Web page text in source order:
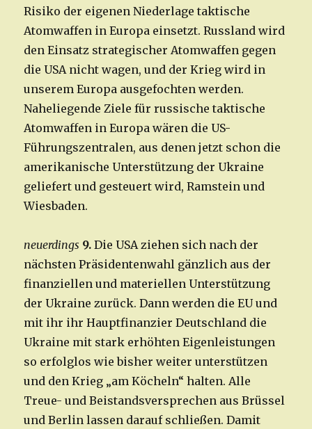
Risiko der eigenen Niederlage taktische
Atomwaffen in Europa einsetzt. Russland wird
den Einsatz strategischer Atomwaffen gegen
die USA nicht wagen, und der Krieg wird in
unserem Europa ausgefochten werden.
Naheliegende Ziele für russische taktische
Atomwaffen in Europa wären die US-
Führungszentralen, aus denen jetzt schon die
amerikanische Unterstützung der Ukraine
geliefert und gesteuert wird, Ramstein und
Wiesbaden.
neuerdings 9. Die USA ziehen sich nach der
nächsten Präsidentenwahl gänzlich aus der
finanziellen und materiellen Unterstützung
der Ukraine zurück. Dann werden die EU und
mit ihr ihr Hauptfinanzier Deutschland die
Ukraine mit stark erhöhten Eigenleistungen
so erfolglos wie bisher weiter unterstützen
und den Krieg „am Köcheln“ halten. Alle
Treue- und Beistandsversprechen aus Brüssel
und Berlin lassen darauf schließen. Damit